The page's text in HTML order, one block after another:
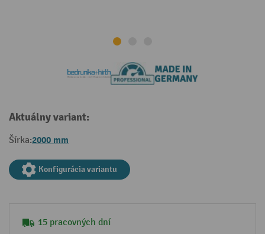
Aktuálny variant:
Šírka:2000 mm
Konfigurácia variantu
15 pracovných dní